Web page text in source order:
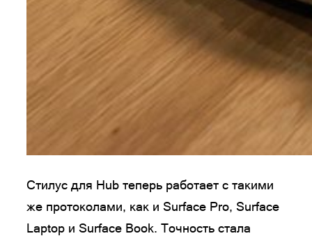
Стилус для Hub теперь работает с такими
же протоколами, как и Surface Pro, Surface
Laptop и Surface Book. Точность стала